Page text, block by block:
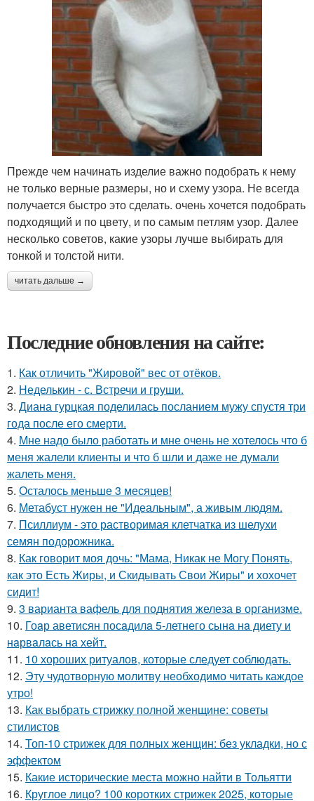
Прежде чем начинать изделие важно подобрать к нему
не только верные размеры, но и схему узора. Не всегда
получается быстро это сделать. очень хочется подобрать
подходящий и по цвету, и по самым петлям узор. Далее
несколько советов, какие узоры лучше выбирать для
тонкой и толстой нити.
читать дальше →
Последние обновления на сайте:
1. Как отличить "Жировой" вес от отёков.
2. Неделькин - с. Встречи и груши.
3. Диана гурцкая поделилась посланием мужу спустя три
года после его смерти.
4. Мне надо было работать и мне очень не хотелось что б
меня жалели клиенты и что б шли и даже не думали
жалеть меня.
5. Осталось меньше 3 месяцев!
6. Метабуст нужен не "Идеальным", а живым людям.
7. Псиллиум - это растворимая клетчатка из шелухи
семян подорожника.
8. Как говорит моя дочь: "Мама, Никак не Могу Понять,
как это Есть Жиры, и Скидывать Свои Жиры" и хохочет
сидит!
9. 3 варианта вафель для поднятия железа в организме.
10. Гоaр аветисян посaдилa 5-летнего сынa нa диету и
нaрвaлaсь нa хейт.
11. 10 хороших ритуалов, которые следует соблюдать.
12. Эту чудотворную молитву необходимо читать каждое
утро!
13. Как выбрать стрижку полной женщине: советы
стилистов
14. Топ-10 стрижек для полных женщин: без укладки, но с
эффектом
15. Какие исторические места можно найти в Тольятти
16. Круглое лицо? 100 коротких стрижек 2025, которые